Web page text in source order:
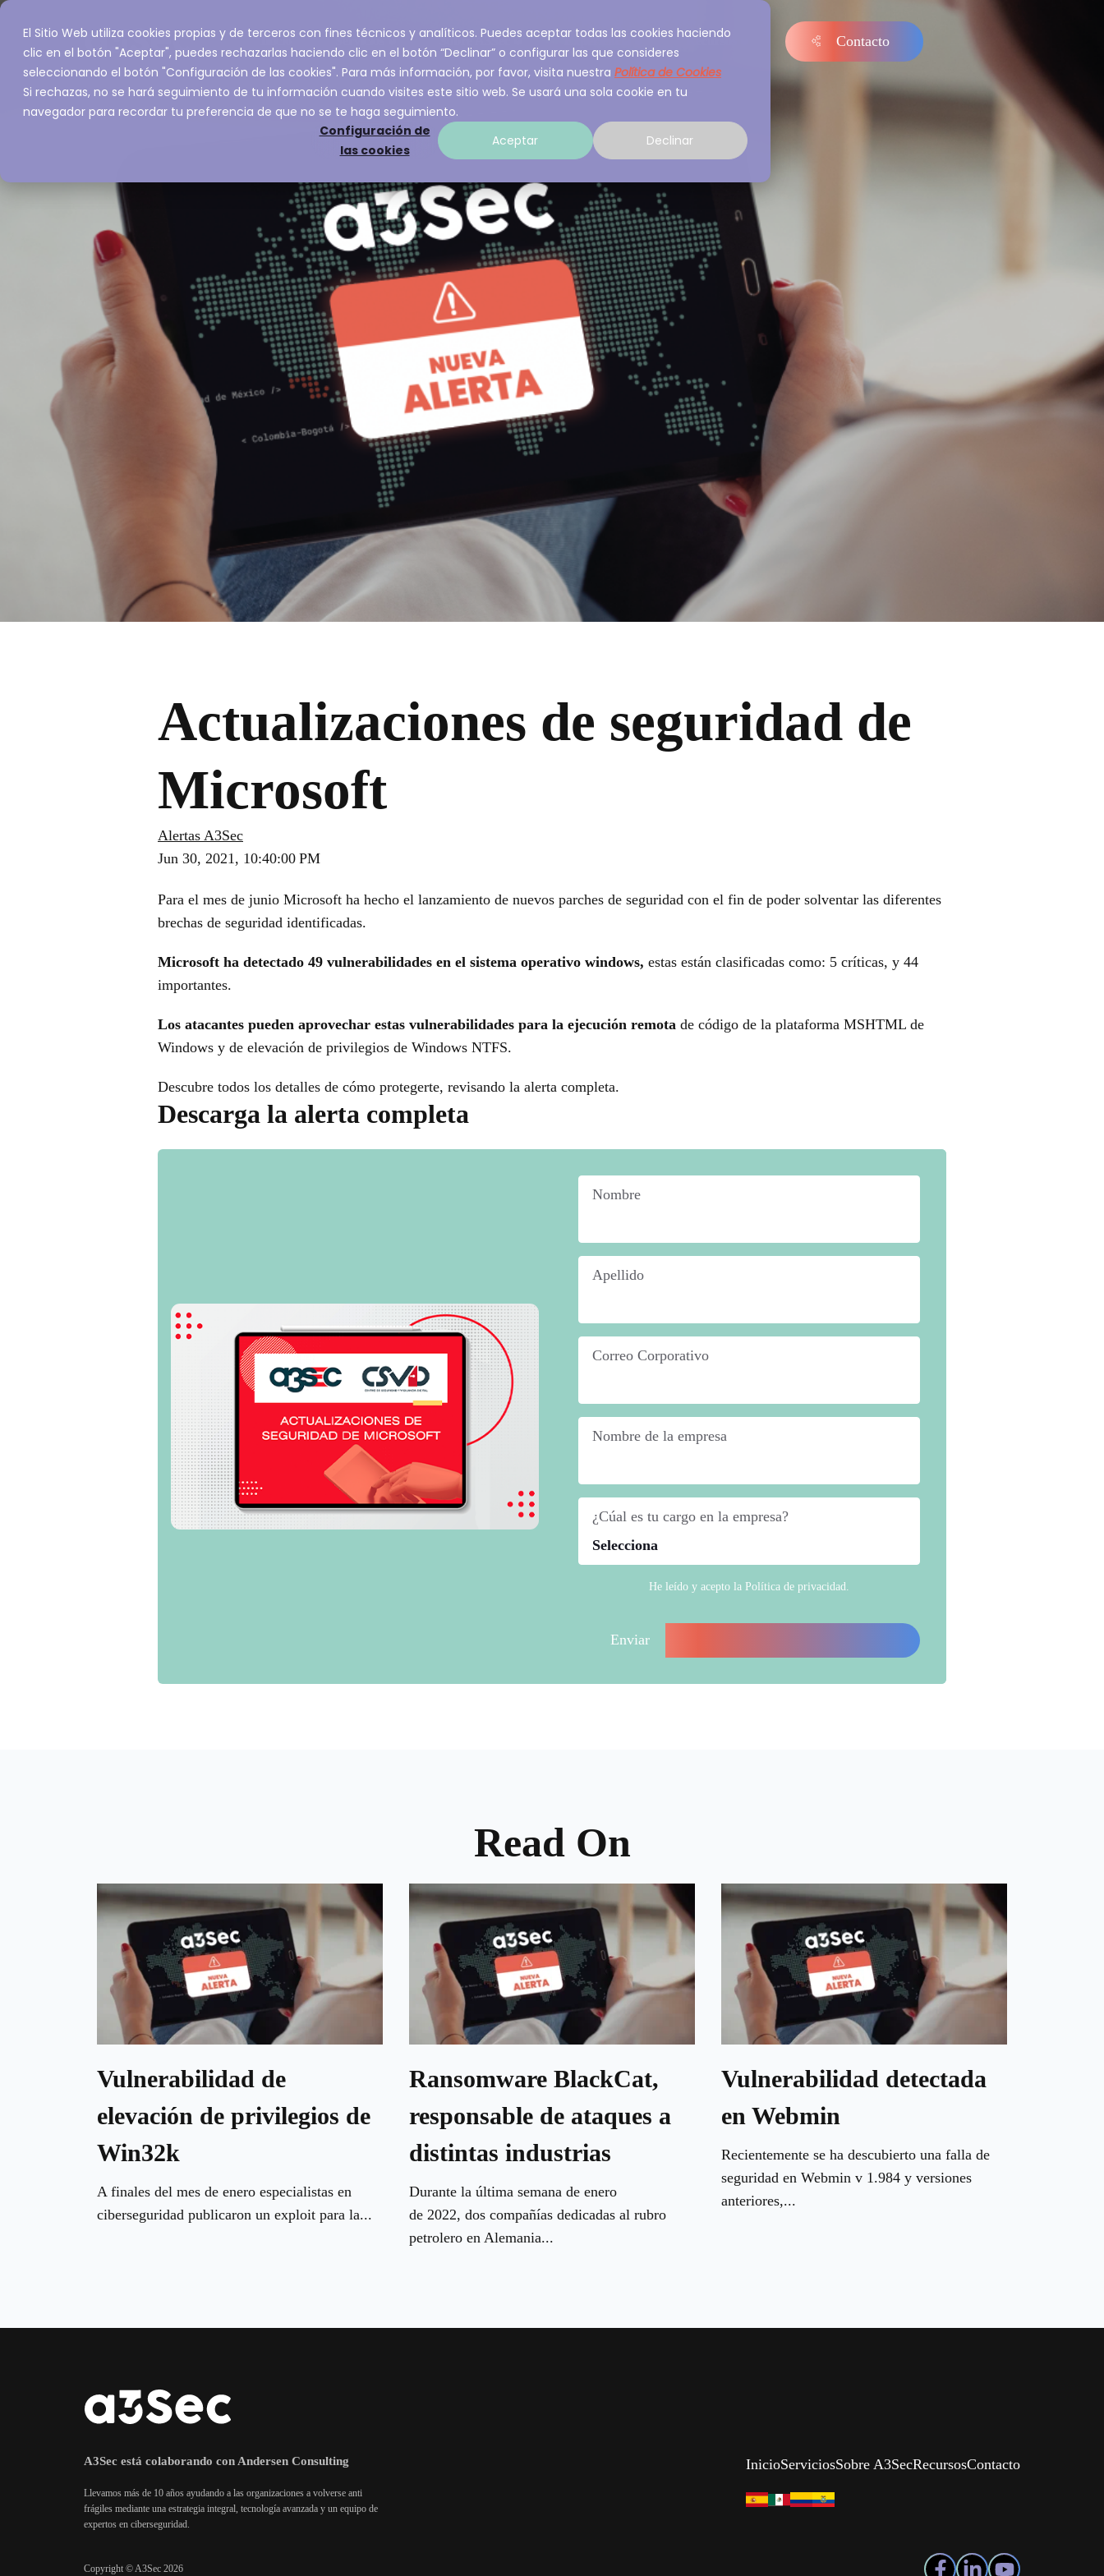
El Sitio Web utiliza cookies propias y de terceros con fines técnicos y analíticos. Puedes aceptar todas las cookies haciendo
clic en el botón "Aceptar", puedes rechazarlas haciendo clic en el botón “Declinar” o configurar las que consideres
seleccionando el botón "Configuración de las cookies". Para más información, por favor, visita nuestra Política de Cookies
Si rechazas, no se hará seguimiento de tu información cuando visites este sitio web. Se usará una sola cookie en tu
navegador para recordar tu preferencia de que no se te haga seguimiento.
Configuración de
las cookies
Aceptar Declinar
Inicio Servicios Sobre A3Sec Experiencia Recursos Contacto
Actualizaciones de seguridad de
Microsoft
Alertas A3Sec
Jun 30, 2021, 10:40:00 PM
Para el mes de junio Microsoft ha hecho el lanzamiento de nuevos parches de seguridad con el fin de poder solventar las diferentes
brechas de seguridad identificadas.
Microsoft ha detectado 49 vulnerabilidades en el sistema operativo windows, estas están clasificadas como: 5 críticas, y 44
importantes.
Los atacantes pueden aprovechar estas vulnerabilidades para la ejecución remota de código de la plataforma MSHTML de
Windows y de elevación de privilegios de Windows NTFS.
Descubre todos los detalles de cómo protegerte, revisando la alerta completa.
Descarga la alerta completa
Nombre
Apellido
Correo Corporativo
Nombre de la empresa
¿Cúal es tu cargo en la empresa?
He leído y acepto la Política de privacidad.
Read On
Vulnerabilidad de
elevación de privilegios de
Win32k
A finales del mes de enero especialistas en
ciberseguridad publicaron un exploit para la...
Ransomware BlackCat,
responsable de ataques a
distintas industrias
Durante la última semana de enero
de 2022, dos compañías dedicadas al rubro
petrolero en Alemania...
Vulnerabilidad detectada
en Webmin
Recientemente se ha descubierto una falla de
seguridad en Webmin v 1.984 y versiones
anteriores,...
A3Sec está colaborando con Andersen Consulting
Llevamos más de 10 años ayudando a las organizaciones a volverse anti
frágiles mediante una estrategia integral, tecnología avanzada y un equipo de
expertos en ciberseguridad.
InicioServiciosSobre A3SecRecursosContacto
Copyright © A3Sec 2026